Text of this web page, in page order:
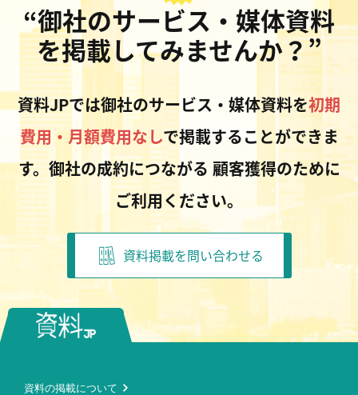
“御社のサービス・媒体資料
を掲載してみませんか？”
資料JPでは御社のサービス・媒体資料を初期
費用・月額費用なしで掲載することができま
す。御社の成約につながる 顧客獲得のために
ご利用ください。
資料掲載を問い合わせる
資料の掲載について